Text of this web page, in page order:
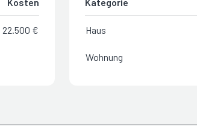
22.500 € Haus
Wohnung